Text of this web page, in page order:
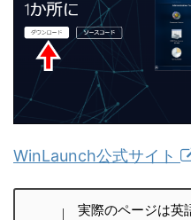
WinLaunch公式サイト
実際のページは英